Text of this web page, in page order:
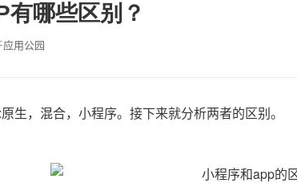
哪些区别？
应用公园
生，混合，小程序。接下来就分析两者的区别。